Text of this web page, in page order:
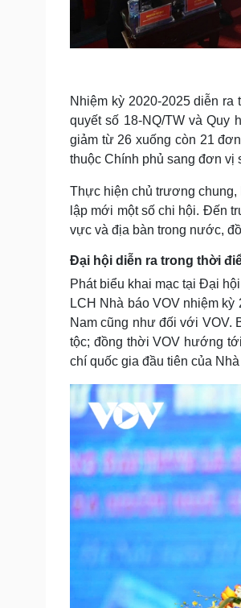
Nhiệm kỳ 2020-2025 diễn
quyết số 18-NQ/TW và Quy
giảm từ 26 xuống còn 21
thuộc Chính phủ sang đơn
Thực hiện chủ trương chung,
lập mới một số chi hội. Đến
vực và địa bàn trong nước,
Đại hội diễn ra trong thời
Phát biểu khai mạc tại Đại
LCH Nhà báo VOV nhiệm
Nam cũng như đối với VOV.
tộc; đồng thời VOV hướng
chí quốc gia đầu tiên của